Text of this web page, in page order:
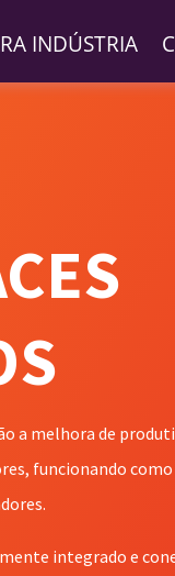
INDÚSTRIA
a melhora de
funcionando
integrado e